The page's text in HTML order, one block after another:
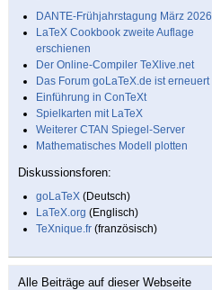
DANTE-Frühjahrstagung März 2026
LaTeX Cookbook zweite Auflage
erschienen
Der Online-Compiler TeXlive.net
Das Forum goLaTeX.de ist erneuert
Einführung in ConTeXt
Spielkarten mit LaTeX
Weiterer CTAN Spiegel-Server
Mathematisches Modell plotten
Diskussionsforen:
goLaTeX (Deutsch)
LaTeX.org (Englisch)
TeXnique.fr (französisch)
Alle Beiträge auf dieser Webseite